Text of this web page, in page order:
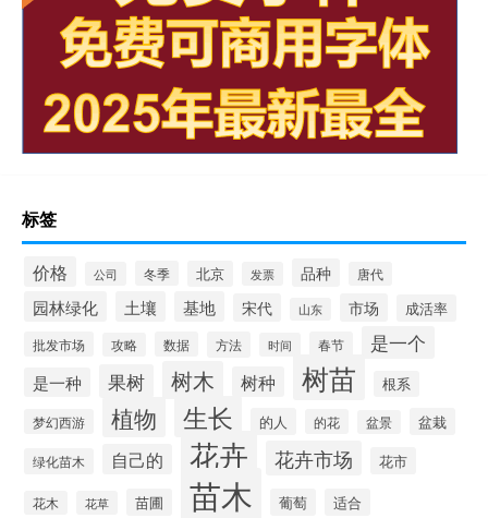
标签
价格 公司 冬季 北京 发票 品种 唐代
园林绿化 土壤 基地 宋代 山东 市场 成活率
批发市场 攻略 数据 方法 时间 春节 是一个
是一种 果树 树木 树种 树苗 根系
梦幻西游 植物 生长 的人 的花 盆景 盆栽
绿化苗木 自己的 花卉 花卉市场 花市
花木 花草 苗圃 苗木 葡萄 适合